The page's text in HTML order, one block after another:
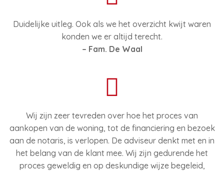
Duidelijke uitleg. Ook als we het overzicht kwijt waren
konden we er altijd terecht.
– Fam. De Waal
Wij zijn zeer tevreden over hoe het proces van
aankopen van de woning, tot de financiering en bezoek
aan de notaris, is verlopen. De adviseur denkt met en in
het belang van de klant mee. Wij zijn gedurende het
proces geweldig en op deskundige wijze begeleid,